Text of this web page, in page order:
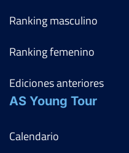
Ranking masculino
Ranking femenino
Ediciones anteriores
AS Young Tour
Calendario